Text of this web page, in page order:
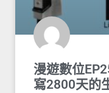
漫遊數位
寫2800天的